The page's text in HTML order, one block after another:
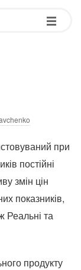
при
постійні
змін цін
показників,
Реальні та
продукту